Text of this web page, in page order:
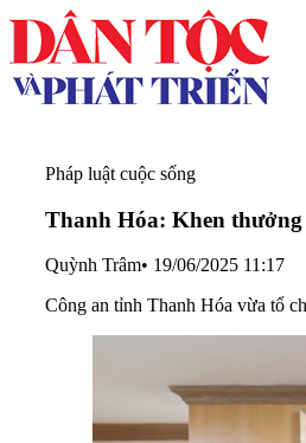
Pháp luật cuộc sống
Thanh Hóa: Khen
Quỳnh Trâm• 19/06/2025 11:17
Công an tỉnh Thanh Hóa vừa tổ